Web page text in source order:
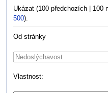
Ukázat
500).
Od stránky
Vlastnost: